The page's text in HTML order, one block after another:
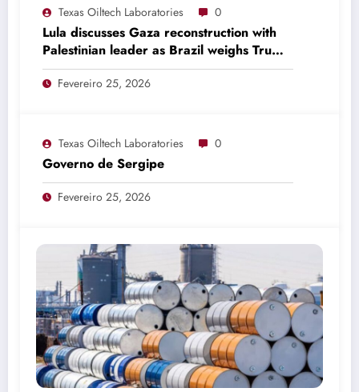
Texas Oiltech Laboratories 0
Lula discusses Gaza reconstruction with
Palestinian leader as Brazil weighs Trump
invitation
Fevereiro 25, 2026
Texas Oiltech Laboratories 0
Governo de Sergipe
Fevereiro 25, 2026